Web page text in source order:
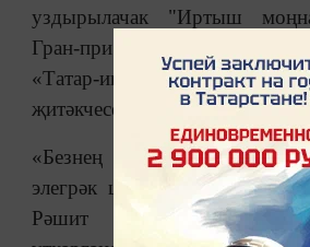
уздырылачак "Иртыш
Гран-при иясе 1 мең евро
«Татар-информ»га
җитәкчесе Габделхак
«Безнең «Көзге Иртыш
элегрәк шулай ук
Рәшит Ваһапов